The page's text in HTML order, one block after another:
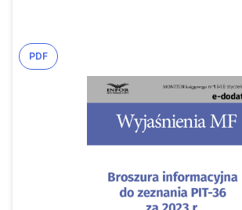
PDF